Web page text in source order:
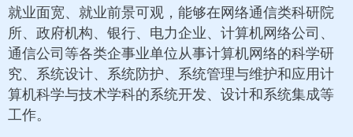
就业面宽、就业前景可观，能够在网络通信类科研院
所、政府机构、银行、电力企业、计算机网络公司、
通信公司等各类企事业单位从事计算机网络的科学研
究、系统设计、系统防护、系统管理与维护和应用计
算机科学与技术学科的系统开发、设计和系统集成等
工作。